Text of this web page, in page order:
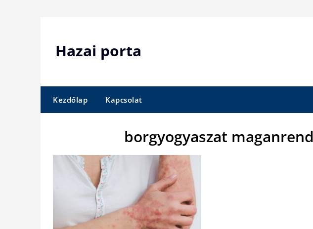
Hazai porta
Kezdőlap Kapcsolat
borgyogyaszat